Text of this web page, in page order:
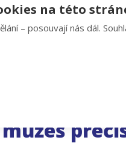
na této
– posouvají nás dál.